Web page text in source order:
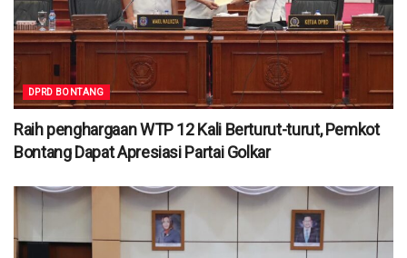
DPRD BONTANG
Raih penghargaan WTP 12 Kali Berturut-turut, Pemkot
Bontang Dapat Apresiasi Partai Golkar